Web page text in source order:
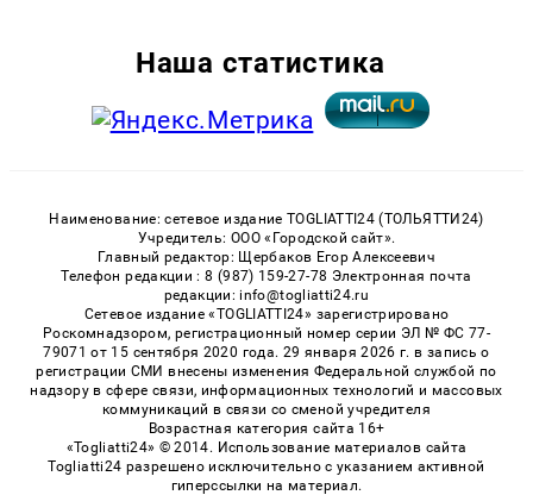
Наша статистика
Наименование: сетевое издание TOGLIATTI24 (ТОЛЬЯТТИ24)
Учредитель: ООО «Городской сайт».
Главный редактор: Щербаков Егор Алексеевич
Телефон редакции : 8 (987) 159-27-78 Электронная почта
редакции: info@togliatti24.ru
Сетевое издание «TOGLIATTI24» зарегистрировано
Роскомнадзором, регистрационный номер серии ЭЛ № ФС 77-
79071 от 15 сентября 2020 года. 29 января 2026 г. в запись о
регистрации СМИ внесены изменения Федеральной службой по
надзору в сфере связи, информационных технологий и массовых
коммуникаций в связи со сменой учредителя
Возрастная категория сайта 16+
«Togliatti24» © 2014. Использование материалов сайта
Togliatti24 разрешено исключительно с указанием активной
гиперссылки на материал.